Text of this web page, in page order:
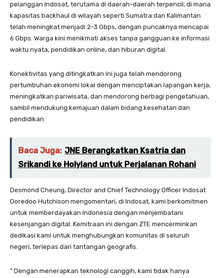
pelanggan Indosat, terutama di daerah-daerah terpencil, di mana
kapasitas backhaul di wilayah seperti Sumatra dan Kalimantan
telah meningkat menjadi 2-3 Gbps, dengan puncaknya mencapai
6 Gbps. Warga kini menikmati akses tanpa gangguan ke informasi
waktu nyata, pendidikan online, dan hiburan digital.
Konektivitas yang ditingkatkan ini juga telah mendorong
pertumbuhan ekonomi lokal dengan menciptakan lapangan kerja,
meningkatkan pariwisata, dan mendorong berbagi pengetahuan,
sambil mendukung kemajuan dalam bidang kesehatan dan
pendidikan.
Baca Juga: JNE Berangkatkan Ksatria dan
Srikandi ke Holyland untuk Perjalanan Rohani
Desmond Cheung, Director and Chief Technology Officer Indosat
Ooredoo Hutchison mengomentari, di Indosat, kami berkomitmen
untuk memberdayakan Indonesia dengan menjembatani
kesenjangan digital. Kemitraan ini dengan ZTE mencerminkan
dedikasi kami untuk menghubungkan komunitas di seluruh
negeri, terlepas dari tantangan geografis.
” Dengan menerapkan teknologi canggih, kami tidak hanya